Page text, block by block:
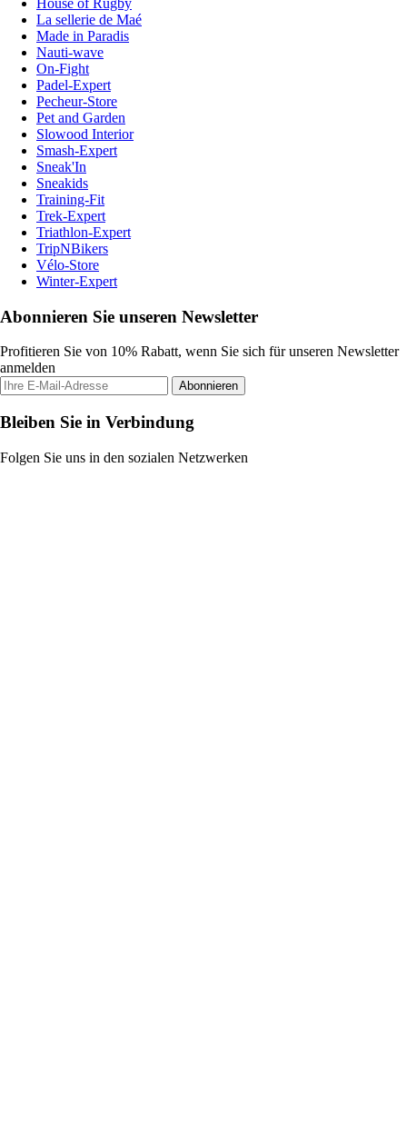
House of Rugby
La sellerie de Maé
Made in Paradis
Nauti-wave
On-Fight
Padel-Expert
Pecheur-Store
Pet and Garden
Slowood Interior
Smash-Expert
Sneak'In
Sneakids
Training-Fit
Trek-Expert
Triathlon-Expert
TripNBikers
Vélo-Store
Winter-Expert
Abonnieren Sie unseren Newsletter
Profitieren Sie von 10% Rabatt, wenn Sie sich für unseren Newsletter
anmelden
Abonnieren
Bleiben Sie in Verbindung
Folgen Sie uns in den sozialen Netzwerken